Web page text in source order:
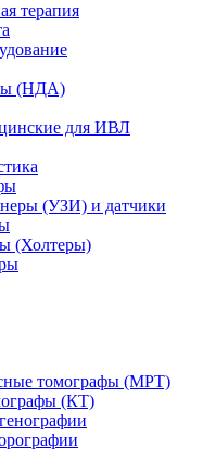
терапия
(НДА)
для ИВЛ
(УЗИ) и датчики
(Холтеры)
томографы (МРТ)
(КТ)